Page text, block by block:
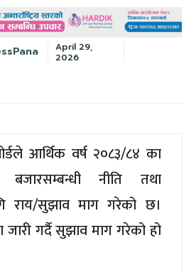
April 29,
2026
आर्थिक वर्ष २०८३/८४ का
बजारसम्बन्धी नीति तथा
राय/सुझाव माग गरेको छ।
गर्दै सुझाव माग गरेको हो